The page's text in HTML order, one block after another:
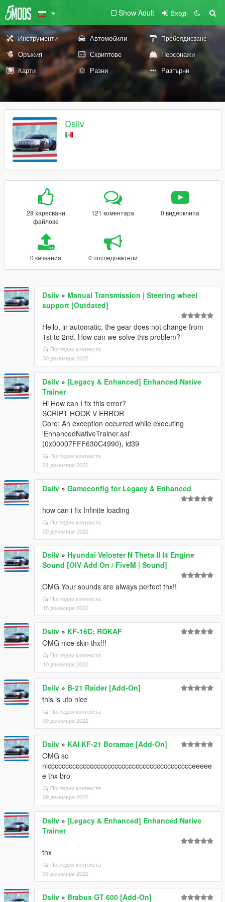
Show Adult Вход
Инструменти Автомобили Пребоядисване
Оръжия Скриптове
Персонажи
Карти
Разни Разгърни
Dsilv
28 харесвани
файлове
121 коментара 0 видеоклипа
0 качвания 0 последователи
Dsilv » Manual Transmission | Steering wheel
support [Outdated]
Hello, in automatic, the gear does not change from
1st to 2nd. How can we solve this problem?
Погледни контекста
30 декември 2022
Dsilv » [Legacy & Enhanced] Enhanced Native
Trainer
Hi How can I fix this error?
SCRIPT HOOK V ERROR
Core: An exception occurred while executing
'EnhancedNativeTrainer.asi'
(0x00007FFF630C4990), id39
Погледни контекста
21 декември 2022
Dsilv » Gameconfig for Legacy & Enhanced
how can i fix Infinite loading
Погледни контекста
20 декември 2022
Dsilv » Hyundai Veloster N Theta II I4 Engine
Sound [OIV Add On / FiveM | Sound]
OMG Your sounds are always perfect thx!!
Погледни контекста
15 декември 2022
Dsilv » KF-16C: ROKAF
OMG nice skin thx!!!
Погледни контекста
10 декември 2022
Dsilv » B-21 Raider [Add-On]
this is ufo nice
Погледни контекста
09 декември 2022
Dsilv » KAI KF-21 Boramae [Add-On]
OMG so
niccccccccccccccccccccccccccccccccccccccccceeeee
e thx bro
Погледни контекста
09 декември 2022
Dsilv » [Legacy & Enhanced] Enhanced Native
Trainer
thx
Погледни контекста
03 декември 2022
Dsilv » Brabus GT 600 [Add-On]